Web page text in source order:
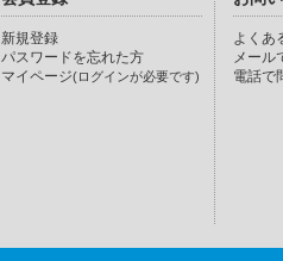
新規登録
パスワードを忘れた方
マイページ(ログインが必要です)
よくあ
メール
電話で